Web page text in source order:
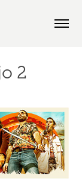
2